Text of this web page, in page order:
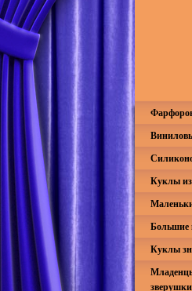
Куклы
Большие
Куклы
зверушки